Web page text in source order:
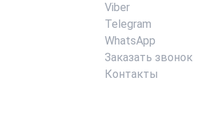
Viber
Telegram
WhatsApp
Заказать звонок
Контакты